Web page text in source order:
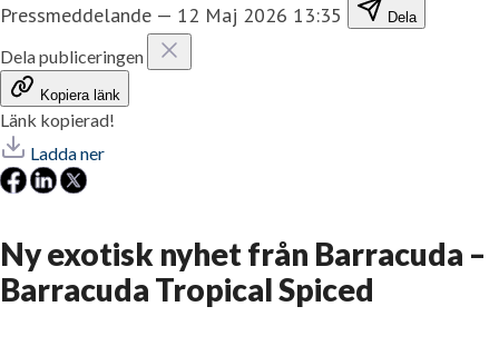
Pressmeddelande — 12 Maj 2026 13:35 Dela
Dela publiceringen
Kopiera länk
Länk kopierad!
Ladda ner
Ny exotisk nyhet från Barracuda –
Barracuda Tropical Spiced